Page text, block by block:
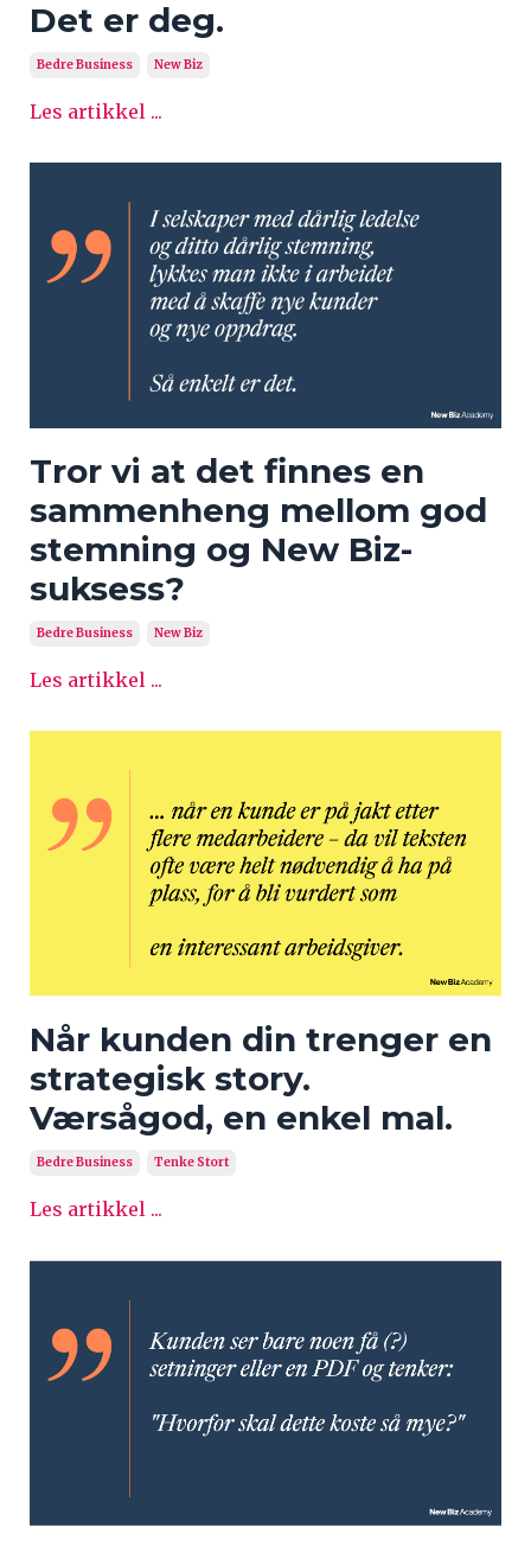
Det er deg.
Bedre Business New Biz
Les artikkel ...
Tror vi at det finnes en
sammenheng mellom god
stemning og New Biz-
suksess?
Bedre Business New Biz
Les artikkel ...
Når kunden din trenger en
strategisk story.
Værsågod, en enkel mal.
Bedre Business Tenke Stort
Les artikkel ...